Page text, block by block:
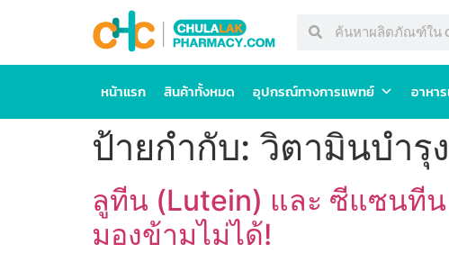
หน้าแรก สินค้าทั้งหมด อุปกรณ์ทางการแพทย์ อาหา
ป้ายกำกับ: วิตามินบำรุ
ลูทีน (Lutein) และ ซีแซนที
มองข้ามไม่ได้!